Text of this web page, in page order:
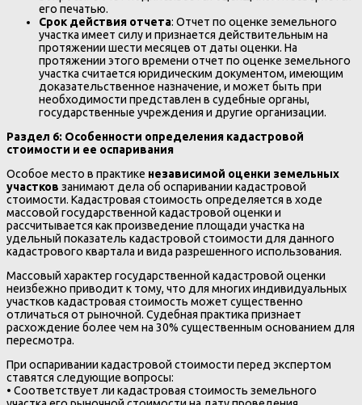
его печатью.
Срок действия отчета: Отчет по оценке земельного
участка имеет силу и признается действительным на
протяжении шести месяцев от даты оценки. На
протяжении этого времени отчет по оценке земельного
участка считается юридическим документом, имеющим
доказательственное назначение, и может быть при
необходимости представлен в судебные органы,
государственные учреждения и другие организации.
Раздел 6: Особенности определения кадастровой
стоимости и ее оспаривания
Особое место в практике независимой оценки земельных
участков занимают дела об оспаривании кадастровой
стоимости. Кадастровая стоимость определяется в ходе
массовой государственной кадастровой оценки и
рассчитывается как произведение площади участка на
удельный показатель кадастровой стоимости для данного
кадастрового квартала и вида разрешенного использования.
Массовый характер государственной кадастровой оценки
неизбежно приводит к тому, что для многих индивидуальных
участков кадастровая стоимость может существенно
отличаться от рыночной. Судебная практика признает
расхождение более чем на 30% существенным основанием для
пересмотра.
При оспаривании кадастровой стоимости перед экспертом
ставятся следующие вопросы:
• Соответствует ли кадастровая стоимость земельного